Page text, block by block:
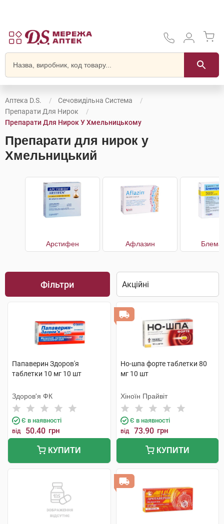
Аптека D.S.
Сечовидільна Система
Препарати Для Нирок
Препарати Для Нирок У Хмельницькому
Препарати для нирок у
Хмельницький
Арстифен Афлазин
Фільтри
Папаверин Здоров'я
таблетки 10 мг 10 шт
Здоров'я ФК
Є в наявності
від 50.40 грн
КУПИТИ
Но-шпа форте таблетки 80
мг 10 шт
Хіноїн Прайвіт
Є в наявності
від 73.90 грн
КУПИТИ